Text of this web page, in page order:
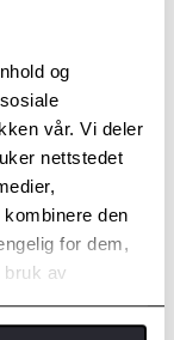
og
vår. Vi deler
nettstedet
den
for dem,
bruk av
i
via Apple
deg tilkoblet. Når
deg full